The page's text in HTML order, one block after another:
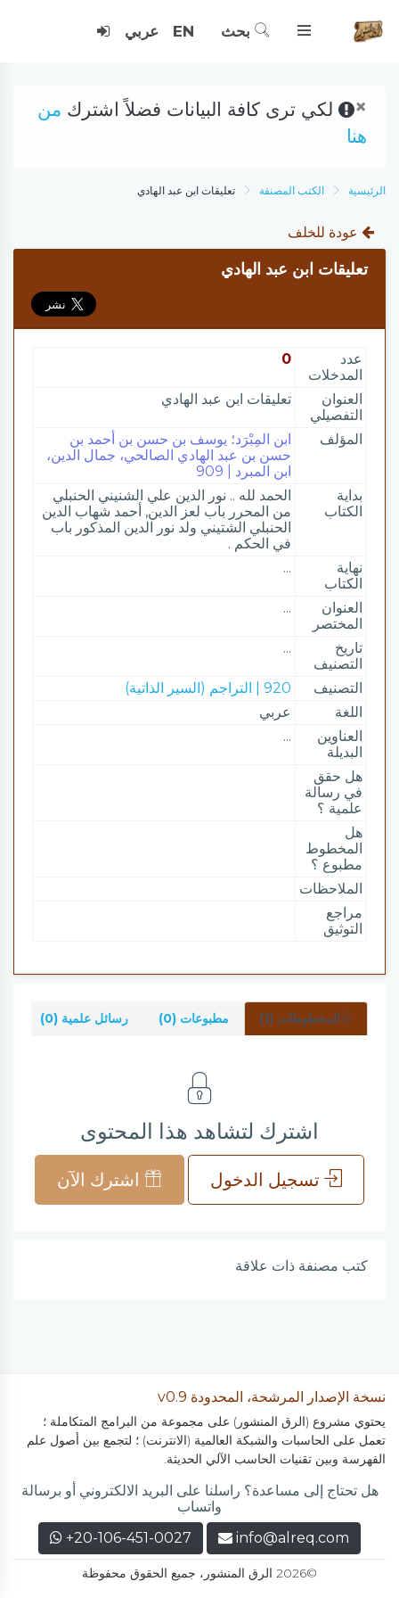
بحث EN عربي
× لكي ترى كافة البيانات فضلاً اشترك من
هنا
الرئيسية الكتب المصنفة تعليقات ابن عبد الهادي
عودة للخلف
تعليقات ابن عبد الهادي
عدد
المدخلات
0
العنوان
التفصيلي
تعليقات ابن عبد الهادي
المؤلف
ابن المِبْرَد؛ يوسف بن حسن بن أحمد بن
حسن بن عبد الهادي الصالحي، جمال الدين،
ابن المبرد | 909
بداية
الكتاب
الحمد لله .. نور الدين علي الشنيني الحنبلي
من المحرر باب لعز الدين, أحمد شهاب الدين
الحنبلي الشتيني ولد نور الدين المذكور باب
في الحكم .
نهاية
الكتاب
...
العنوان
المختصر
...
تاريخ
التصنيف
...
التصنيف
920 | التراجم (السير الذاتية)
اللغة
عربي
العناوين
البديلة
...
هل حقق
في رسالة
علمية ؟
هل
المخطوط
مطبوع ؟
الملاحظات
مراجع
التوثيق
المخطوطات (1) مطبوعات (0) رسائل علمية (0)
اشترك لتشاهد هذا المحتوى
تسجيل الدخول اشترك الآن
كتب مصنفة ذات علاقة
نسخة الإصدار المرشحة، المحدودة v0.9
يحتوي مشروع (الرق المنشور) على مجموعة من البرامج المتكاملة ؛
تعمل على الحاسبات والشبكة العالمية (الانترنت) ؛ لتجمع بين أصول علم
الفهرسة وبين تقنيات الحاسب الآلي الحديثة.
هل تحتاج إلى مساعدة؟ راسلنا على البريد الالكتروني أو برسالة
واتساب
info@alreq.com
+20-106-451-0027
©2026 الرق المنشور، جميع الحقوق محفوظة